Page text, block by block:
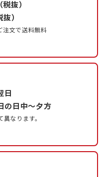
抜）
）
注文で送料無料
日
の日中〜夕方
なります。